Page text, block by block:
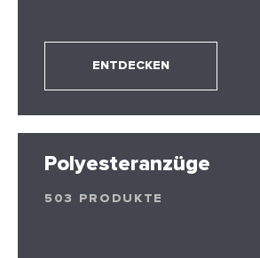
ENTDECKEN
Polyesteranzüge
503 PRODUKTE